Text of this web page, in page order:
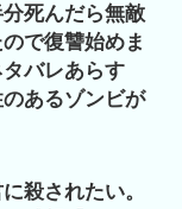
死んだら無敵
で復讐始めま
バレあらす
のあるゾンビが
殺されたい。